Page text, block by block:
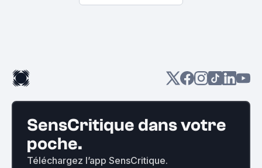
SensCritique dans votre
poche.
Téléchargez l’app SensCritique.